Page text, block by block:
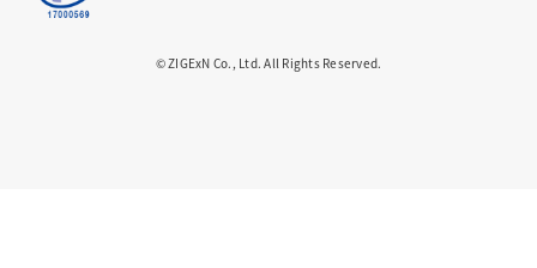
© ZIGExN Co., Ltd. All Rights Reserved.